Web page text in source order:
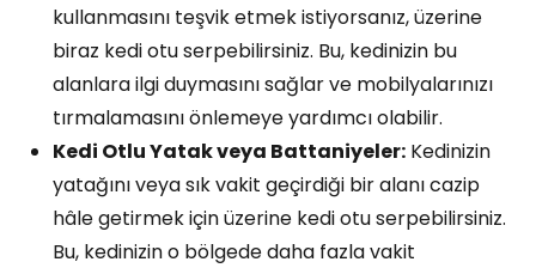
kullanmasını teşvik etmek istiyorsanız, üzerine
biraz kedi otu serpebilirsiniz. Bu, kedinizin bu
alanlara ilgi duymasını sağlar ve mobilyalarınızı
tırmalamasını önlemeye yardımcı olabilir.
Kedi Otlu Yatak veya Battaniyeler: Kedinizin
yatağını veya sık vakit geçirdiği bir alanı cazip
hâle getirmek için üzerine kedi otu serpebilirsiniz.
Bu, kedinizin o bölgede daha fazla vakit